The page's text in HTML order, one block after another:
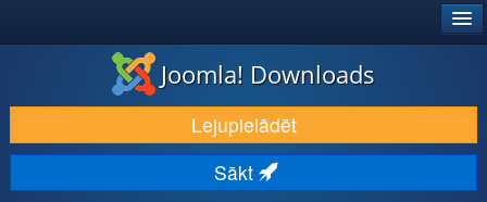
LEJUPIELĀDĒT UN PAPLAŠINĀT
ATKLĀJ UN IEMĀCIES
KOPIENA UN ATBALSTS
Joomla! Downloads
Lejupielādēt
Sākt